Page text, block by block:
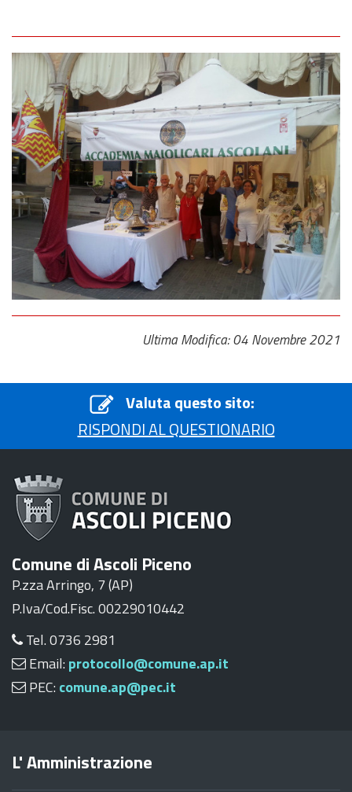
Ultima Modifica: 04 Novembre 2021
Valuta questo sito:
RISPONDI AL QUESTIONARIO
Comune di Ascoli Piceno
P.zza Arringo, 7 (AP)
P.Iva/Cod.Fisc. 00229010442
Tel. 0736 2981
Email: protocollo@comune.ap.it
PEC: comune.ap@pec.it
L' Amministrazione